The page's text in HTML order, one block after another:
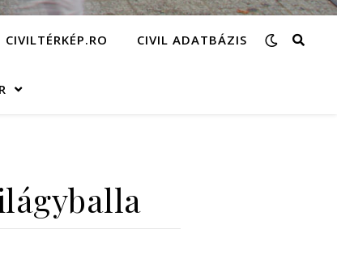
CIVILTÉRKÉP.RO CIVIL ADATBÁZIS